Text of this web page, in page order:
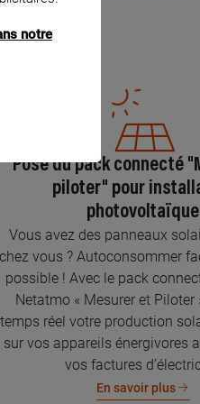
Pose du pack connecté
piloter" pour
photovoltaïque
Vous avez des panneaux
chez vous ? Autoconsommer
possible ! Avec le pack
Netatmo « Mesurer et Piloter
temps réel votre production
sur vos appareils énergivores
vos factures
En savoir plus
notre